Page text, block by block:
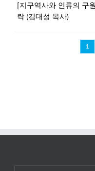
[지구역사와 인류의 구
락 (김대성 목사)
1